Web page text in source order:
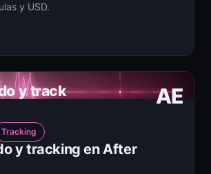
y USD.
AE
y track
Tracking
y tracking en After